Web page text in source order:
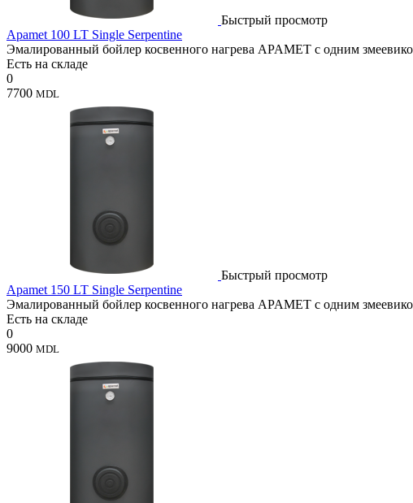
Быстрый просмотр
Apamet 100 LT Single Serpentine
Эмалированный бойлер косвенного нагрева APAMET с одним
Есть на складе
0
7700 MDL
Быстрый просмотр
Apamet 150 LT Single Serpentine
Эмалированный бойлер косвенного нагрева APAMET с одним
Есть на складе
0
9000 MDL